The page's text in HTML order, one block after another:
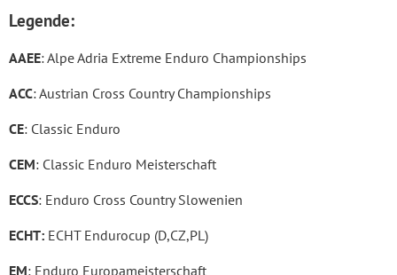
Legende:
AAEE: Alpe Adria Extreme Enduro Championships
ACC: Austrian Cross Country Championships
CE: Classic Enduro
CEM: Classic Enduro Meisterschaft
ECCS: Enduro Cross Country Slowenien
ECHT: ECHT Endurocup (D,CZ,PL)
EM: Enduro Europameisterschaft